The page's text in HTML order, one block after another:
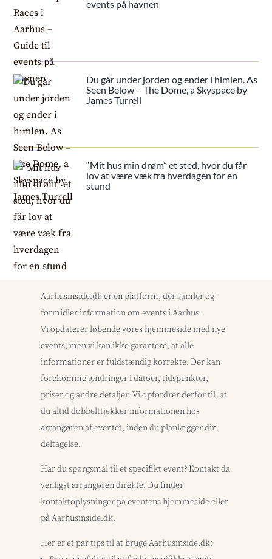
events på havnen
Du går under jorden og ender i himlen. As
Seen Below – The Dome, a Skyspace by
James Turrell
“Mit hus min drøm” et sted, hvor du får
lov at være væk fra hverdagen for en
stund
Aarhusinside.dk er en platform, der samler og
formidler information om events i Aarhus.
Vi opdaterer løbende vores hjemmeside med nye
events, men vi kan ikke garantere, at alle
informationer er fuldstændig korrekte. Der kan
forekomme ændringer i datoer, tidspunkter,
priser og andre detaljer. Vi opfordrer derfor til, at
du altid dobbelttjekker informationen hos
arrangøren af eventet, inden du planlægger din
deltagelse.
Har du spørgsmål til et specifikt event? Kontakt da
venligst arrangøren direkte. Du finder
kontaktoplysninger på eventens hjemmeside eller
på Aarhusinside.dk.
Her er et par tips til at bruge Aarhusinside.dk: